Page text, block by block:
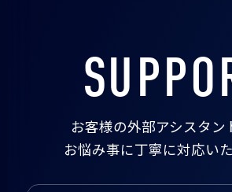
お客様の外部アシスタン
お悩み事に丁寧に対応いた